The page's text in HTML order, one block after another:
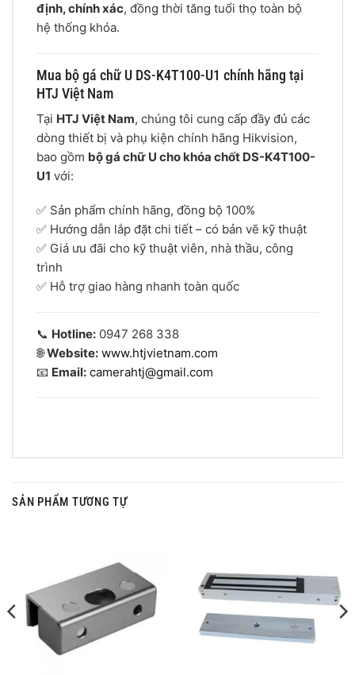
định, chính xác, đồng thời tăng tuổi thọ toàn bộ
hệ thống khóa.
Mua bộ gá chữ U DS-K4T100-U1 chính hãng tại
HTJ Việt Nam
Tại HTJ Việt Nam, chúng tôi cung cấp đầy đủ các
dòng thiết bị và phụ kiện chính hãng Hikvision,
bao gồm bộ gá chữ U cho khóa chốt DS-K4T100-
U1 với:
✅ Sản phẩm chính hãng, đồng bộ 100%
✅ Hướng dẫn lắp đặt chi tiết – có bản vẽ kỹ thuật
✅ Giá ưu đãi cho kỹ thuật viên, nhà thầu, công
trình
✅ Hỗ trợ giao hàng nhanh toàn quốc
📞 Hotline: 0947 268 338
🌐Website: www.htjvietnam.com
📧 Email: camerahtj@gmail.com
SẢN PHẨM TƯƠNG TỰ